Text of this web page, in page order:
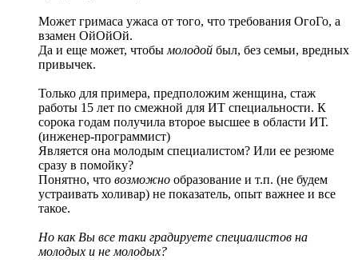
Может гримаса ужаса от того, что требования ОгоГо, а
взамен ОйОйОй.
Да и еще может, чтобы молодой был, без семьи, вредных
привычек.
Только для примера, предположим женщина, стаж
работы 15 лет по смежной для ИТ специальности. К
сорока годам получила второе высшее в области ИТ.
(инженер-программист)
Является она молодым специалистом? Или ее резюме
сразу в помойку?
Понятно, что возможно образование и т.п. (не будем
устраивать холивар) не показатель, опыт важнее и все
такое.
Но как Вы все таки градируете специалистов на
молодых и не молодых?